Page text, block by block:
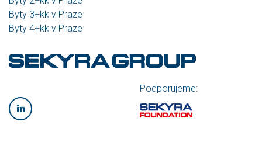
Byty 3+kk v Praze
Byty 4+kk v Praze
Podporujeme: